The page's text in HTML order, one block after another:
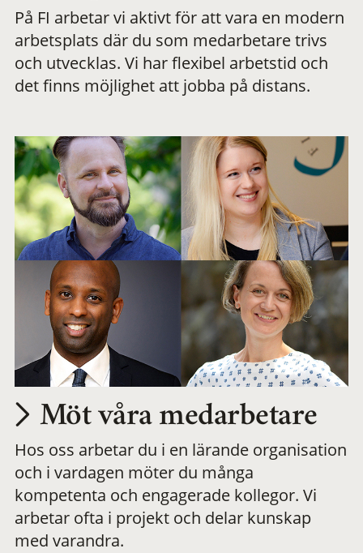
meningsfull och
flexibel
På FI arbetar vi aktivt för att vara en modern
arbetsplats där du som medarbetare trivs
och utvecklas. Vi har flexibel arbetstid och
det finns möjlighet att jobba på distans.
Möt våra medarbetare
Hos oss arbetar du i en lärande organisation
och i vardagen möter du många
kompetenta och engagerade kollegor. Vi
arbetar ofta i projekt och delar kunskap
med varandra.